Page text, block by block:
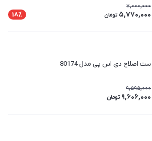
7,000,000
5,770,000 تومان 18٪
ست اصلاح دی اس پی مدل 80174
9,595,000
9,606,000 تومان